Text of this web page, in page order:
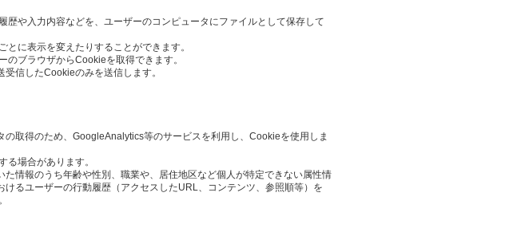
や入力内容などを、ユーザーのコンピュータにファイルとして保存して
に表示を変えたりすることができます。
ブラウザからCookieを取得できます。
信したCookieのみを送信します。
取得のため、GoogleAnalytics等のサービスを利用し、Cookieを使用しま
場合があります。
情報のうち年齢や性別、職業や、居住地区など個人が特定できない属性情
るユーザーの行動履歴（アクセスしたURL、コンテンツ、参照順等）を